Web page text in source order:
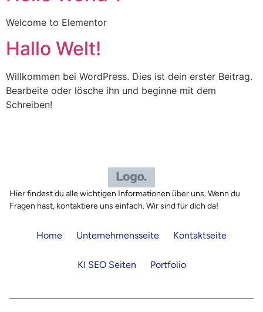
Welcome to Elementor
Hallo Welt!
Willkommen bei WordPress. Dies ist dein erster Beitrag.
Bearbeite oder lösche ihn und beginne mit dem
Schreiben!
Hier findest du alle wichtigen Informationen über uns. Wenn du
Fragen hast, kontaktiere uns einfach. Wir sind für dich da!
Home Unternehmensseite Kontaktseite
KI SEO Seiten Portfolio